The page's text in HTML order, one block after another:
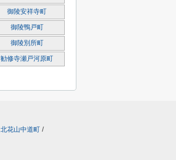
御陵安祥寺町
御陵鴨戸町
御陵別所町
勧修寺瀬戸河原町
北花山中道町 /